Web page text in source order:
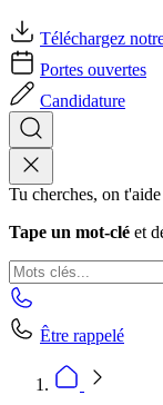
Téléchargez
Portes ouvertes
Candidature
Tu cherches, on
Tape un mot-clé et
Être rappelé